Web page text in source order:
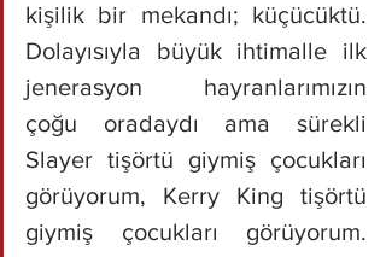
kişilik bir mekandı; küçücüktü.
Dolayısıyla büyük ihtimalle ilk
jenerasyon hayranlarımızın
çoğu oradaydı ama sürekli
Slayer tişörtü giymiş çocukları
görüyorum, Kerry King tişörtü
giymiş çocukları görüyorum.